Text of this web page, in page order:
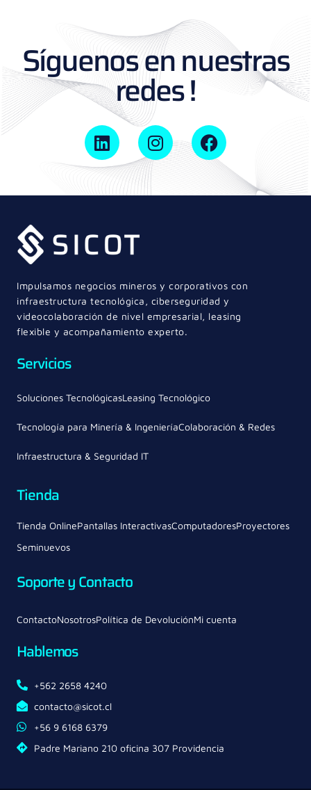
Síguenos en nuestras
redes !
Impulsamos negocios mineros y corporativos con
infraestructura tecnológica, ciberseguridad y
videocolaboración de nivel empresarial, leasing
flexible y acompañamiento experto.
Servicios
Soluciones TecnológicasLeasing Tecnológico
Tecnología para Minería & IngenieríaColaboración & Redes
Infraestructura & Seguridad IT
Tienda
Tienda OnlinePantallas InteractivasComputadoresProyectores
Seminuevos
Soporte y Contacto
ContactoNosotrosPolítica de DevoluciónMi cuenta
Hablemos
+562 2658 4240
contacto@sicot.cl
+56 9 6168 6379
Padre Mariano 210 oficina 307 Providencia